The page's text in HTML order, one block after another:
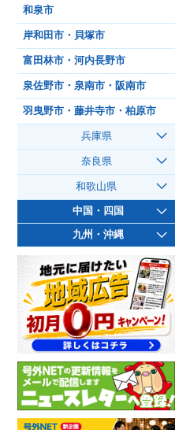
和泉市
岸和田市・貝塚市
富田林市・河内長野市
泉佐野市・泉南市・阪南市
羽曳野市・藤井寺市・柏原市
兵庫県
奈良県
和歌山県
中国・四国
九州・沖縄